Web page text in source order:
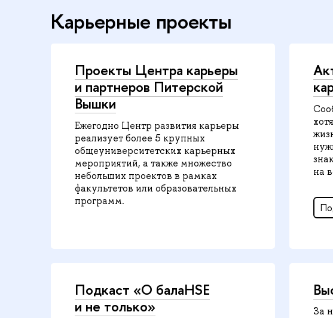
Карьерные проекты
Проекты Центра карьеры
и партнеров Питерской
Вышки
Ежегодно Центр развития карьеры
реализует более 5 крупных
общеуниверситетских карьерных
мероприятий, а также множество
небольших проектов в рамках
факультетов или образовательных
программ.
на
Подкаст «О балаHSE
и не только»
За